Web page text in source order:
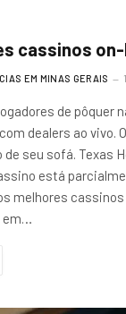
cassinos
EM MINAS GERAIS
de pôquer
dealers ao vivo.
seu sofá. Texas
está
melhores cassinos
em…